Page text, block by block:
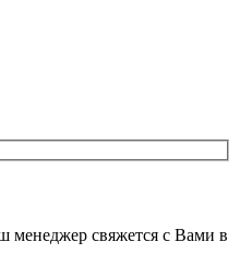
менеджер свяжется с Вами в